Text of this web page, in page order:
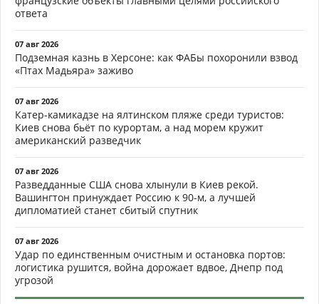
ответа
07 авг 2026
Подземная казнь в Херсоне: как ФАБы похоронили взвод
«Птах Мадьяра» заживо
07 авг 2026
Катер-камикадзе на ялтинском пляже среди туристов:
Киев снова бьёт по курортам, а над морем кружит
американский разведчик
07 авг 2026
Разведданные США снова хлынули в Киев рекой.
Вашингтон принуждает Россию к 90-м, а лучшей
дипломатией станет сбитый спутник
07 авг 2026
Удар по единственным очистным и остановка портов:
логистика рушится, война дорожает вдвое, Днепр под
угрозой